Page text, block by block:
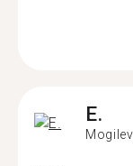
E.
Mogilev